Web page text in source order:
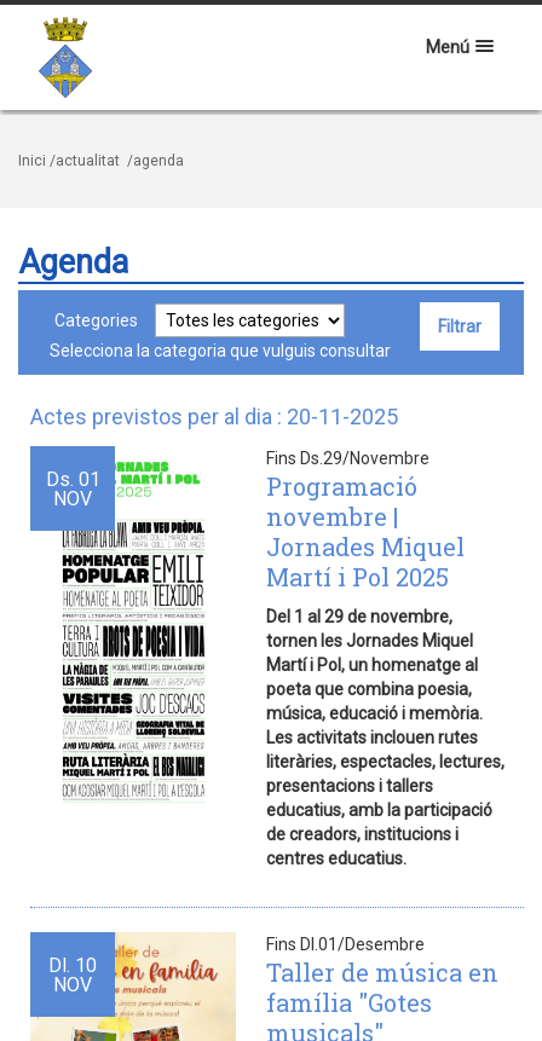
Menú
Inici /actualitat /agenda
Agenda
Categories
Selecciona la categoria que vulguis consultar
Actes previstos per al dia : 20-11-2025
Ds. 01
NOV
Fins Ds.29/Novembre
Programació
novembre |
Jornades Miquel
Martí i Pol 2025
Del 1 al 29 de novembre,
tornen les Jornades Miquel
Martí i Pol, un homenatge al
poeta que combina poesia,
música, educació i memòria.
Les activitats inclouen rutes
literàries, espectacles, lectures,
presentacions i tallers
educatius, amb la participació
de creadors, institucions i
centres educatius.
Dl. 10
NOV
Fins Dl.01/Desembre
Taller de música en
família "Gotes
musicals"